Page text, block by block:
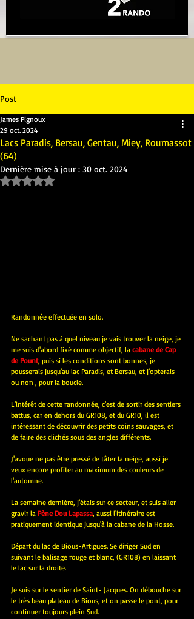
Post
Lacs Paradis, Bersau, Gentau, Miey, Roumassot
(64)
James Pignoux
29 oct. 2024
Dernière mise à jour : 30 oct. 2024
Noté NaN étoiles sur 5.
Randonnée effectuée en solo.
Ne sachant pas à quel niveau je vais trouver la neige, je
me suis d'abord fixé comme objectif, la cabane de Cap
de Pount, puis si les conditions sont bonnes, je
pousserais jusqu'au lac Paradis, et Bersau, et j'opterais
ou non , pour la boucle.
L'intérêt de cette randonnée, c'est de sortir des sentiers
battus, car en dehors du GR108, et du GR10, il est
intéressant de découvrir des petits coins sauvages, et
de faire des clichés sous des angles différents.
J'avoue ne pas être pressé de tâter la neige, aussi je
veux encore profiter au maximum des couleurs de
l'automne.
La semaine dernière, j'étais sur ce secteur, et suis aller
gravir la Pène Dou Lapassa, aussi l'itinéraire est
pratiquement identique jusqu'à la cabane de la Hosse.
Départ du lac de Bious-Artigues. Se diriger Sud en
suivant le balisage rouge et blanc, (GR108) en laissant
le lac sur la droite.
Je suis sur le sentier de Saint- Jacques. On débouche sur
le très beau plateau de Bious, et on passe le pont, pour
continuer toujours plein Sud.